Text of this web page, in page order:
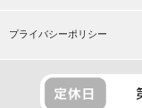
プライバシーポリシー